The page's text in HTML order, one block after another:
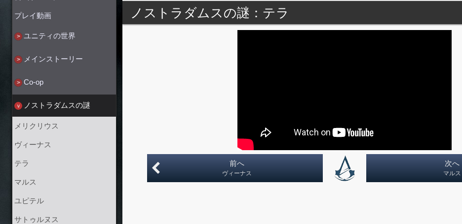
ノストラダムスの謎：テラ
前へ
ヴィーナス
次へ
マルス
プレイ動画
ユニティの世界
メインストーリー
Co-op
ノストラダムスの謎
メリクリウス
ヴィーナス
テラ
マルス
ユピテル
サトゥルヌス